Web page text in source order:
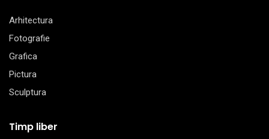
Arhitectura
Fotografie
Grafica
Pictura
Sculptura
Timp liber